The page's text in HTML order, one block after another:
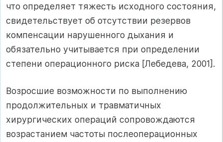
что определяет тяжесть исходного состояния,
свидетельствует об отсутствии резервов
компенсации нарушенного дыхания и
обязательно учитывается при определении
степени операционного риска [Лебедева, 2001].
Возросшие возможности по выполнению
продолжительных и травматичных
хирургических операций сопровождаются
возрастанием частоты послеоперационных